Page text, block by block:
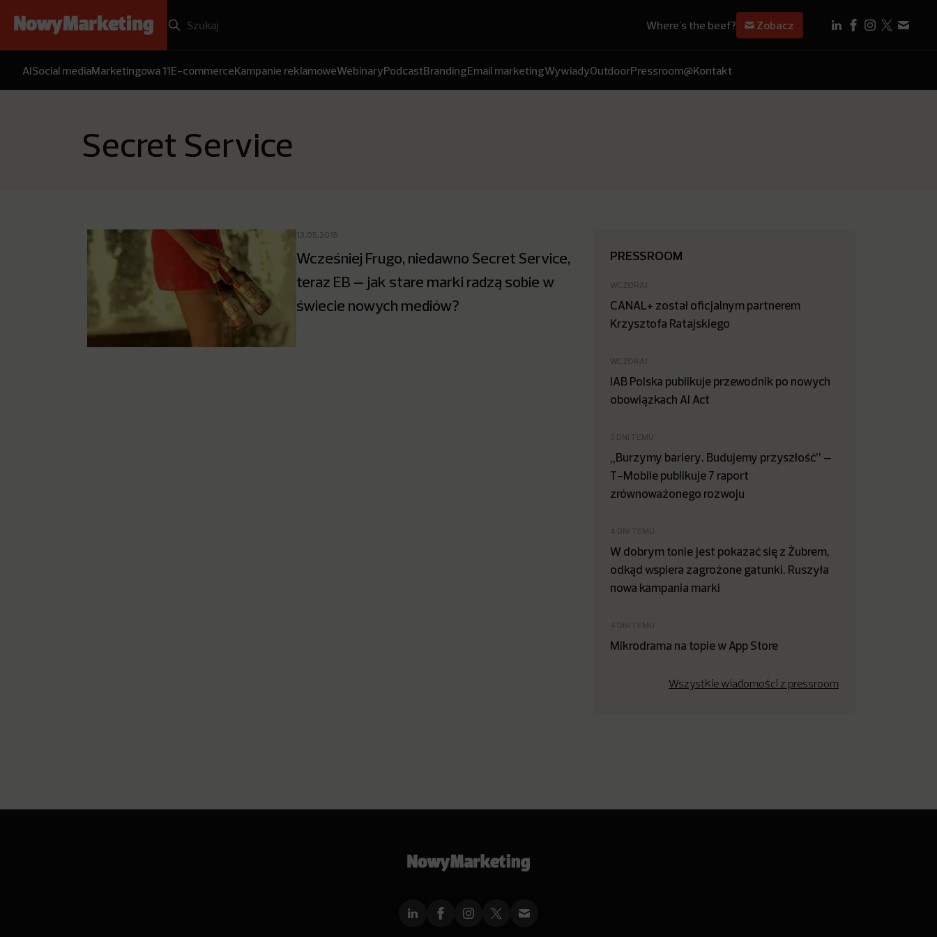
Where's the beef? Zobacz
AISocial mediaMarketingowa 11E-commerceKampanie reklamoweWebinaryPodcastBrandingEmail marketingWywiadyOutdoorPressroom@Kontakt
Secret Service
13.05.2015
Wcześniej Frugo, niedawno Secret Service,
teraz EB – jak stare marki radzą sobie w
świecie nowych mediów?
PRESSROOM
WCZORAJ
CANAL+ został oficjalnym partnerem
Krzysztofa Ratajskiego
WCZORAJ
IAB Polska publikuje przewodnik po nowych
obowiązkach AI Act
3 DNI TEMU
„Burzymy bariery. Budujemy przyszłość” –
T-Mobile publikuje 7 raport
zrównoważonego rozwoju
4 DNI TEMU
W dobrym tonie jest pokazać się z Żubrem,
odkąd wspiera zagrożone gatunki. Ruszyła
nowa kampania marki
4 DNI TEMU
Mikrodrama na topie w App Store
Wszystkie wiadomości z pressroom